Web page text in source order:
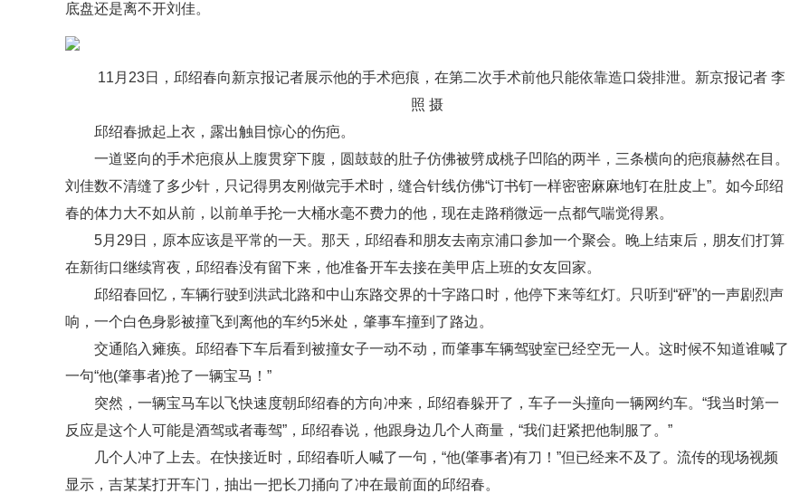
底盘还是离不开刘佳。
11月23日，邱绍春向新京报记者展示他的手术疤痕，在第二次手术前他只能依靠造口袋排泄。新京报记者 李
照 摄
邱绍春掀起上衣，露出触目惊心的伤疤。
一道竖向的手术疤痕从上腹贯穿下腹，圆鼓鼓的肚子仿佛被劈成桃子凹陷的两半，三条横向的疤痕赫然在目。
刘佳数不清缝了多少针，只记得男友刚做完手术时，缝合针线仿佛“订书钉一样密密麻麻地钉在肚皮上”。如今邱绍
春的体力大不如从前，以前单手抡一大桶水毫不费力的他，现在走路稍微远一点都气喘觉得累。
5月29日，原本应该是平常的一天。那天，邱绍春和朋友去南京浦口参加一个聚会。晚上结束后，朋友们打算
在新街口继续宵夜，邱绍春没有留下来，他准备开车去接在美甲店上班的女友回家。
邱绍春回忆，车辆行驶到洪武北路和中山东路交界的十字路口时，他停下来等红灯。只听到“砰”的一声剧烈声
响，一个白色身影被撞飞到离他的车约5米处，肇事车撞到了路边。
交通陷入瘫痪。邱绍春下车后看到被撞女子一动不动，而肇事车辆驾驶室已经空无一人。这时候不知道谁喊了
一句“他(肇事者)抢了一辆宝马！”
突然，一辆宝马车以飞快速度朝邱绍春的方向冲来，邱绍春躲开了，车子一头撞向一辆网约车。“我当时第一
反应是这个人可能是酒驾或者毒驾”，邱绍春说，他跟身边几个人商量，“我们赶紧把他制服了。”
几个人冲了上去。在快接近时，邱绍春听人喊了一句，“他(肇事者)有刀！”但已经来不及了。流传的现场视频
显示，吉某某打开车门，抽出一把长刀捅向了冲在最前面的邱绍春。